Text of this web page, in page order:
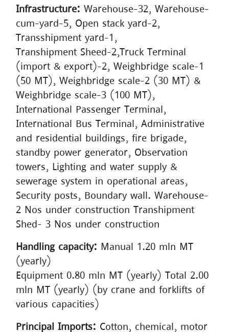
Infrastructure: Warehouse-32, Warehouse-
cum-yard-5, Open stack yard-2,
Transshipment yard-1,
Transhipment Sheed-2,Truck Terminal
(import & export)-2, Weighbridge scale-1
(50 MT), Weighbridge scale-2 (30 MT) &
Weighbridge scale-3 (100 MT),
International Passenger Terminal,
International Bus Terminal, Administrative
and residential buildings, fire brigade,
standby power generator, Observation
towers, Lighting and water supply &
sewerage system in operational areas,
Security posts, Boundary wall. Warehouse-
2 Nos under construction Transhipment
Shed- 3 Nos under construction
Handling capacity: Manual 1.20 mln MT
(yearly)
Equipment 0.80 mln MT (yearly) Total 2.00
mln MT (yearly) (by crane and forklifts of
various capacities)
Principal Imports: Cotton, chemical, motor